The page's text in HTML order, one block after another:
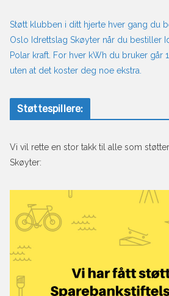
Støtt klubben i ditt hjerte hver gang du
Oslo Idrettslag Skøyter når du bestiller
Polar kraft. For hver kWh du bruker går
uten at det koster deg noe ekstra.
Støttespillere:
Vi vil rette en stor takk til alle som
Skøyter: